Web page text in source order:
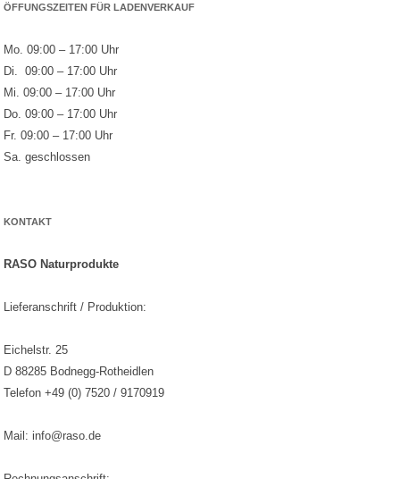
ÖFFUNGSZEITEN FÜR LADENVERKAUF
Mo. 09:00 – 17:00 Uhr
Di. 09:00 – 17:00 Uhr
Mi. 09:00 – 17:00 Uhr
Do. 09:00 – 17:00 Uhr
Fr. 09:00 – 17:00 Uhr
Sa. geschlossen
KONTAKT
RASO Naturprodukte
Lieferanschrift / Produktion:
Eichelstr. 25
D 88285 Bodnegg-Rotheidlen
Telefon +49 (0) 7520 / 9170919
Mail: info@raso.de